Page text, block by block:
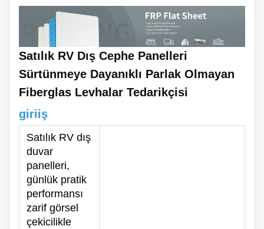
Satılık RV Dış Cephe Panelleri
Sürtünmeye Dayanıklı Parlak Olmayan
Fiberglas Levhalar Tedarikçisi
giriiş
Satılık RV dış
duvar
panelleri,
günlük pratik
performansı
zarif görsel
çekicilikle